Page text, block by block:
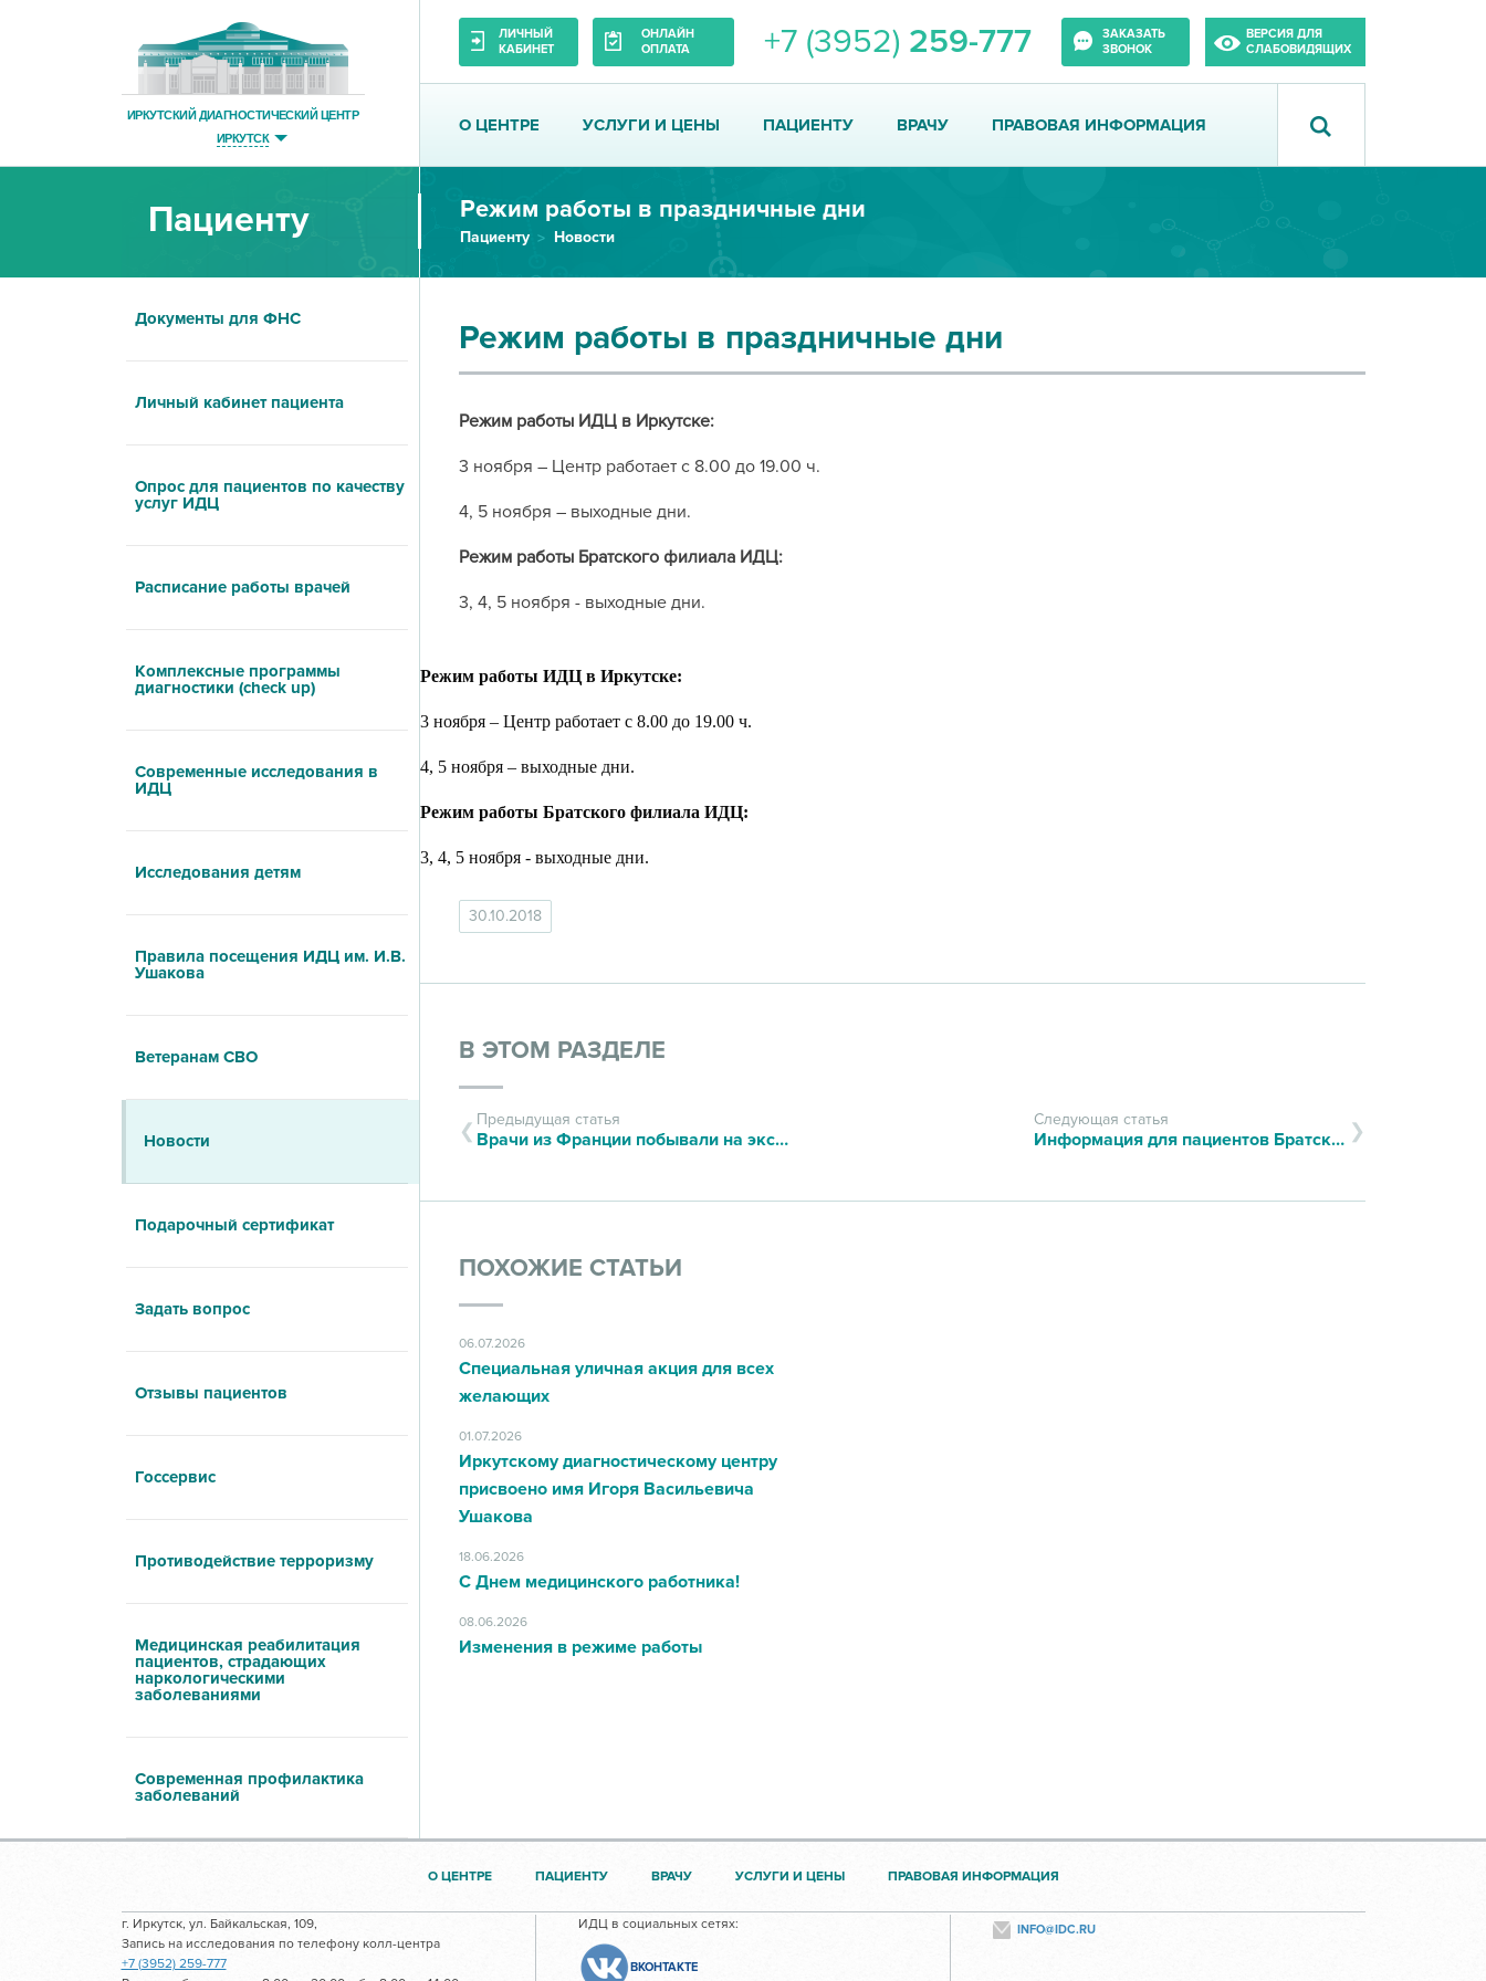
ИРКУТСКИЙ ДИАГНОСТИЧЕСКИЙ ЦЕНТР
ИРКУТСК
ЛИЧНЫЙ
КАБИНЕТ
ОНЛАЙН
ОПЛАТА
+7 (3952) 259-777
ЗАКАЗАТЬ
ЗВОНОК
ВЕРСИЯ ДЛЯ
СЛАБОВИДЯЩИХ
О ЦЕНТРЕ УСЛУГИ И ЦЕНЫ ПАЦИЕНТУ ВРАЧУ ПРАВОВАЯ ИНФОРМАЦИЯ
Пациенту Режим работы в праздничные дни
Пациенту Новости
Документы для ФНС
Личный кабинет пациента
Опрос для пациентов по качеству
услуг ИДЦ
Расписание работы врачей
Комплексные программы
диагностики (check up)
Современные исследования в
ИДЦ
Исследования детям
Правила посещения ИДЦ им. И.В.
Ушакова
Ветеранам СВО
Новости
Подарочный сертификат
Задать вопрос
Отзывы пациентов
Госсервис
Противодействие терроризму
Медицинская реабилитация
пациентов, страдающих
наркологическими
заболеваниями
Современная профилактика
заболеваний
Режим работы в праздничные дни
Режим работы ИДЦ в Иркутске:
3 ноября – Центр работает с 8.00 до 19.00 ч.
4, 5 ноября – выходные дни.
Режим работы Братского филиала ИДЦ:
3, 4, 5 ноября - выходные дни.
Режим работы ИДЦ в Иркутске:
3 ноября – Центр работает с 8.00 до 19.00 ч.
4, 5 ноября – выходные дни.
Режим работы Братского филиала ИДЦ:
3, 4, 5 ноября - выходные дни.
30.10.2018
В ЭТОМ РАЗДЕЛЕ
Предыдущая статья
Врачи из Франции побывали на экскурсии в ИДЦ
Следующая статья
Информация для пациентов Братского филиала
ПОХОЖИЕ СТАТЬИ
06.07.2026
Специальная уличная акция для всех
желающих
01.07.2026
Иркутскому диагностическому центру
присвоено имя Игоря Васильевича
Ушакова
18.06.2026
С Днем медицинского работника!
08.06.2026
Изменения в режиме работы
О ЦЕНТРЕ ПАЦИЕНТУ ВРАЧУ УСЛУГИ И ЦЕНЫ ПРАВОВАЯ ИНФОРМАЦИЯ
г. Иркутск, ул. Байкальская, 109,
Запись на исследования по телефону колл-центра
+7 (3952) 259-777
ИДЦ в социальных сетях:
ВКОНТАКТЕ
INFO@IDC.RU